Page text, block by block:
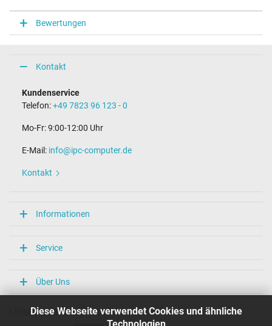
Diese Webseite verwendet Cookies und ähnliche
Bewertungen
Kontakt
Kundenservice
Telefon:+49 7823 96 123 - 0
Mo-Fr: 9:00-12:00 Uhr
E-Mail: info@ipc-computer.de
Kontakt
Informationen
Service
Über Uns
Unsere Versandarten